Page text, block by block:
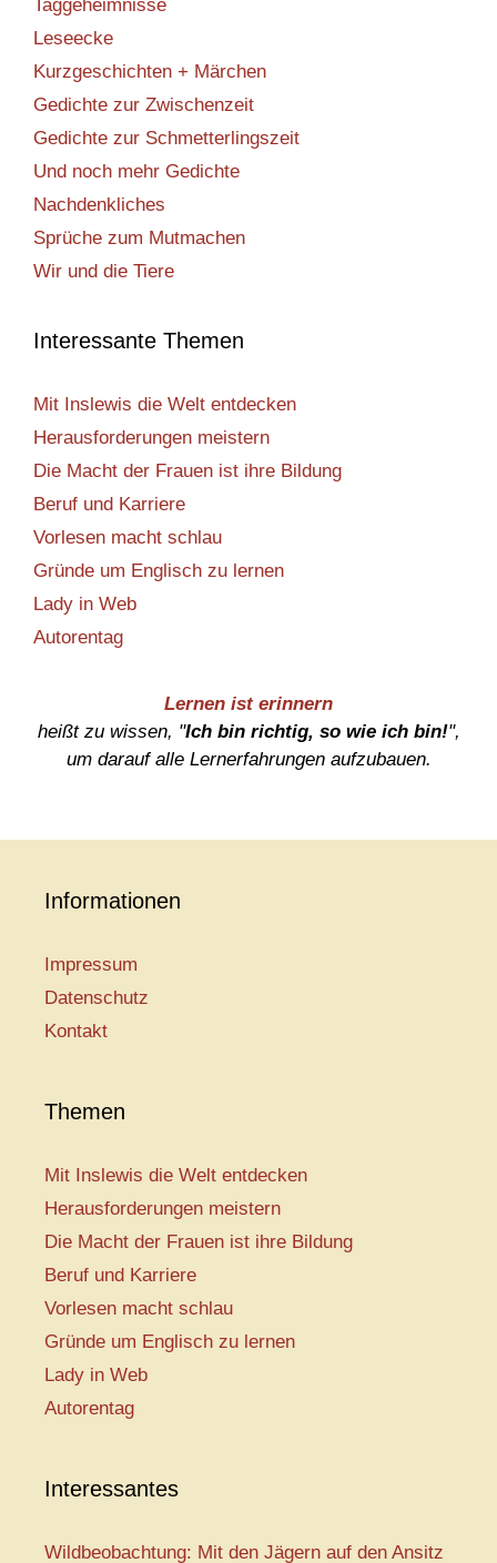
Taggeheimnisse
Leseecke
Kurzgeschichten + Märchen
Gedichte zur Zwischenzeit
Gedichte zur Schmetterlingszeit
Und noch mehr Gedichte
Nachdenkliches
Sprüche zum Mutmachen
Wir und die Tiere
Interessante Themen
Mit Inslewis die Welt entdecken
Herausforderungen meistern
Die Macht der Frauen ist ihre Bildung
Beruf und Karriere
Vorlesen macht schlau
Gründe um Englisch zu lernen
Lady in Web
Autorentag
Lernen ist erinnern
heißt zu wissen, "Ich bin richtig, so wie ich bin!",
um darauf alle Lernerfahrungen aufzubauen.
Informationen
Impressum
Datenschutz
Kontakt
Themen
Mit Inslewis die Welt entdecken
Herausforderungen meistern
Die Macht der Frauen ist ihre Bildung
Beruf und Karriere
Vorlesen macht schlau
Gründe um Englisch zu lernen
Lady in Web
Autorentag
Interessantes
Wildbeobachtung: Mit den Jägern auf den Ansitz